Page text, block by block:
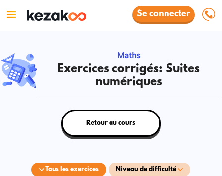
Se connecter
Maths
Exercices corrigés: Suites
numériques
Tous les exercices Niveau de difficulté
Retour au cours